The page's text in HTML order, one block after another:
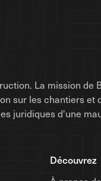
La mission
sur les chantiers
juridiques d'une
Découvrez